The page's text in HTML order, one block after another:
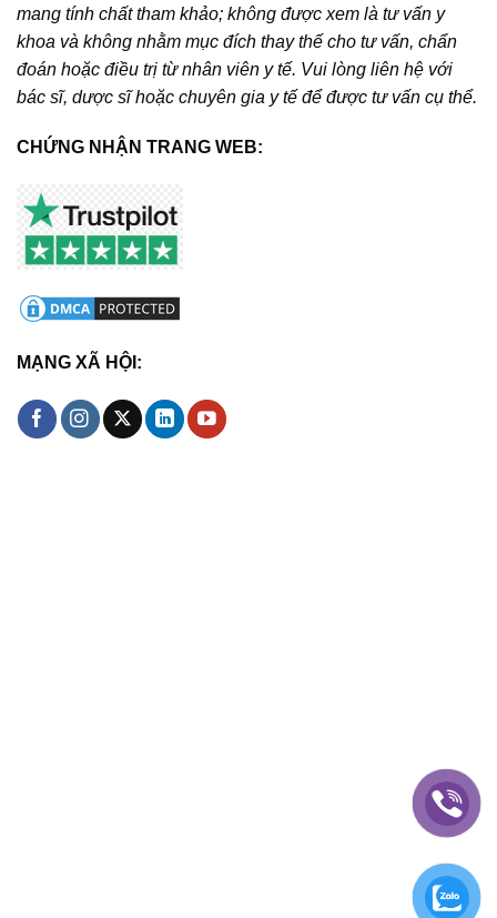
mang tính chất tham khảo; không được xem là tư vấn y
khoa và không nhằm mục đích thay thế cho tư vấn, chẩn
đoán hoặc điều trị từ nhân viên y tế. Vui lòng liên hệ với
bác sĩ, dược sĩ hoặc chuyên gia y tế để được tư vấn cụ thể.
CHỨNG NHẬN TRANG WEB:
MẠNG XÃ HỘI: